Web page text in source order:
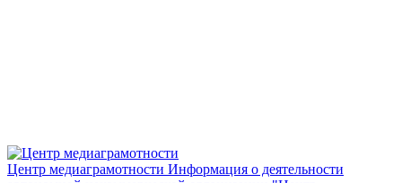
Центр медиаграмотности Информация о деятельности